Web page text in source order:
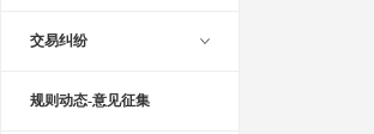
交易纠纷
规则动态-意见征集